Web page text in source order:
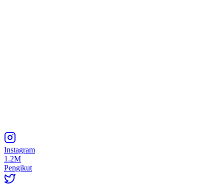
Instagram
1.2M
Pengikut